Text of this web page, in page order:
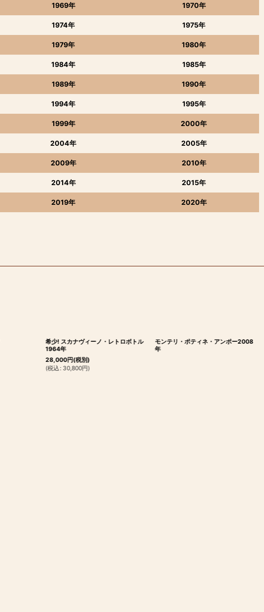
1969年 1970年
1974年 1975年
1979年 1980年
1984年 1985年
1989年 1990年
1994年 1995年
1999年 2000年
2004年 2005年
2009年 2010年
2014年 2015年
2019年 2020年
希少! スカナヴィーノ・レトロボトル
1964年
28,000円(税別)
(税込: 30,800円)
モンテリ・ポティネ・アンポー2008
年